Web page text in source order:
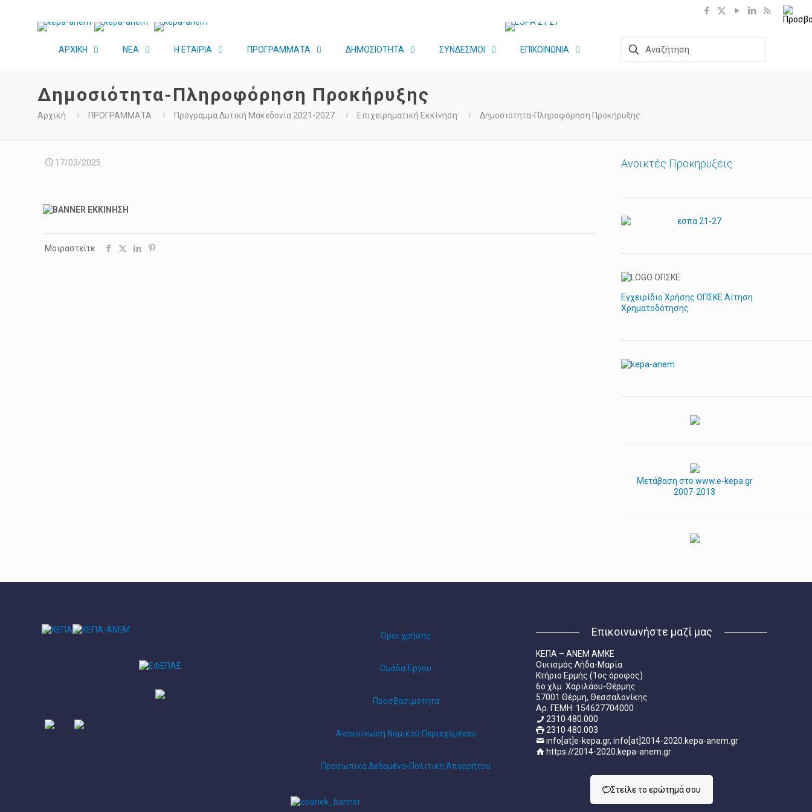
ΑΡΧΙΚΗ ΝΕΑ Η ΕΤΑΙΡΙΑ ΠΡΟΓΡΑΜΜΑΤΑ ΔΗΜΟΣΙΟΤΗΤΑ ΣΥΝΔΕΣΜΟΙ ΕΠΙΚΟΙΝΩΝΙΑ
Δημοσιότητα-Πληροφόρηση Προκήρυξης
Αρχική ΠΡΟΓΡΑΜΜΑΤΑ Πρόγραμμα Δυτική Μακεδονία 2021-2027 Επιχειρηματική Εκκίνηση Δημοσιότητα-Πληροφόρηση Προκήρυξης
17/03/2025
Μοιραστείτε
Ανοικτές Προκηρυξεις
Εγχειρίδιο Χρήσης ΟΠΣΚΕ Αίτηση
Χρηματοδότησης
Μετάβαση στο www.e-kepa.gr
2007-2013
Όροι χρήσης
Ομάδα Έργου
Προσβασιμότητα
Ανακοίνωση Νομικού Περιεχομένου
Προσωπικά Δεδομένα-Πολιτική Απορρήτου
Επικοινωνήστε μαζί μας
ΚΕΠΑ – ΑΝΕΜ ΑΜΚΕ
Οικισμός Λήδα-Μαρία
Κτήριο Ερμής (1ος όροφος)
6ο χλμ. Χαριλάου-Θέρμης
57001 Θέρμη, Θεσσαλονίκης
Aρ. ΓΕΜΗ: 154627704000
2310 480.000
2310 480.003
info[at]e-kepa.gr, info[at]2014-2020.kepa-anem.gr
https://2014-2020.kepa-anem.gr
Στείλε τo ερώτημά σου